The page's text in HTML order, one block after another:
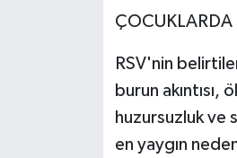
ÇOCUKLARDA
RSV'nin
burun akıntısı,
huzursuzluk ve
en yaygın